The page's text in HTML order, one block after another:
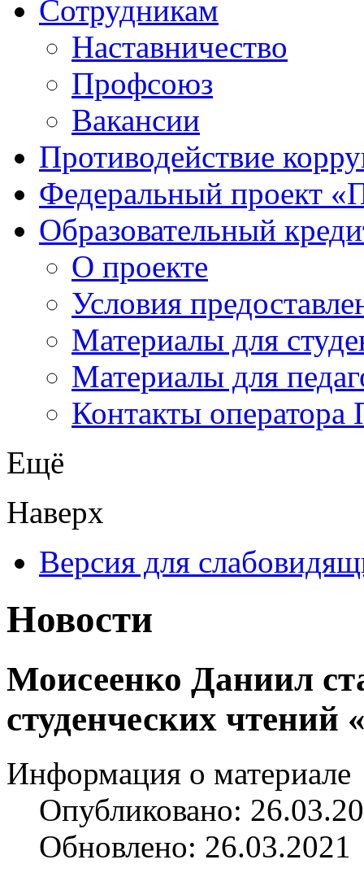
Сотрудникам
Наставничество
Профсоюз
Вакансии
Противодействие
Федеральный проект
Образовательный
О проекте
Условия
Материалы для
Материалы для
Контакты оператора
Ещё
Наверх
Версия для
Новости
Моисеенко Даниил
студенческих
Информация о материале
Опубликовано:
Обновлено: 26.03.2021